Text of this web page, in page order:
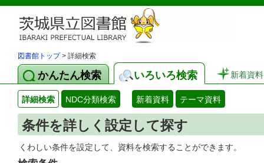
図書館トップ> 詳細検索
かんたん検索 いろいろ検索 新着資料
詳細検索 NDC分類検索 新着資料 テーマ資料
条件を詳しく設定して探す
くわしい条件を設定して、資料を検索することができます。